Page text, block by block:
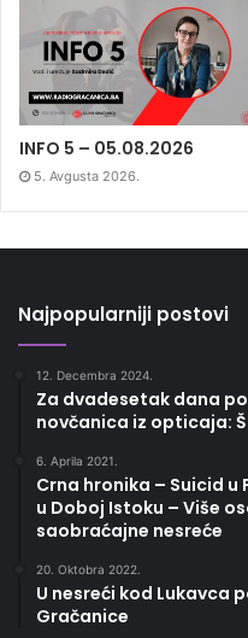
INFO 5 – 05.08.2026
5. Avgusta 2026.
Najpopularniji postovi
12. Decembra 2024.
Za dvadesetak dana
novčanica iz opticaja:
6. Aprila 2021.
Crna hronika – Suicid
u Doboj Istoku – Više
saobraćajne nesreće
20. Oktobra 2022.
U nesreći kod Lukavca
Gračanice